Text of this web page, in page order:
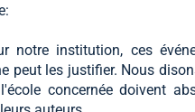
notre institution, ces
peut les justifier. Nous
concernée doivent